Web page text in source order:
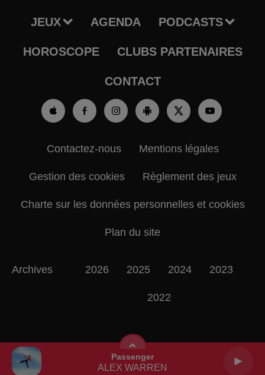
Passenger
ALEX WARREN
JEUX AGENDA PODCASTS
HOROSCOPE CLUBS PARTENAIRES
CONTACT
Contactez-nous Mentions légales
Gestion des cookies Règlement des jeux
Charte sur les données personnelles et cookies
Plan du site
Archives 2026 2025 2024 2023
2022